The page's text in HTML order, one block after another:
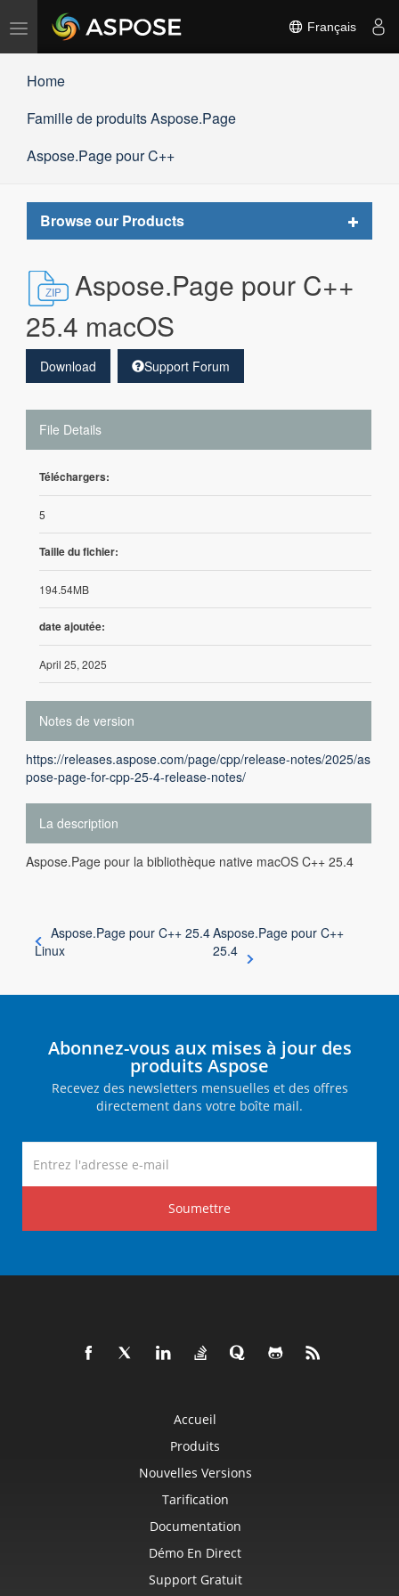
Basculer
Français
Home
Famille de produits Aspose.Page
Aspose.Page pour C++
Browse our Products
Toggle
Aspose.Page pour C++
25.4 macOS
Download Support Forum
File Details
Téléchargers:
5
Taille du fichier:
194.54MB
date ajoutée:
April 25, 2025
Notes de version
https://releases.aspose.com/page/cpp/release-notes/2025/as
pose-page-for-cpp-25-4-release-notes/
La description
Aspose.Page pour la bibliothèque native macOS C++ 25.4
Aspose.Page pour C++ 25.4
Linux
Aspose.Page pour C++
25.4
Abonnez-vous aux mises à jour des
produits Aspose
Recevez des newsletters mensuelles et des offres
directement dans votre boîte mail.
Soumettre
Accueil
Produits
Nouvelles Versions
Tarification
Documentation
Démo En Direct
Support Gratuit